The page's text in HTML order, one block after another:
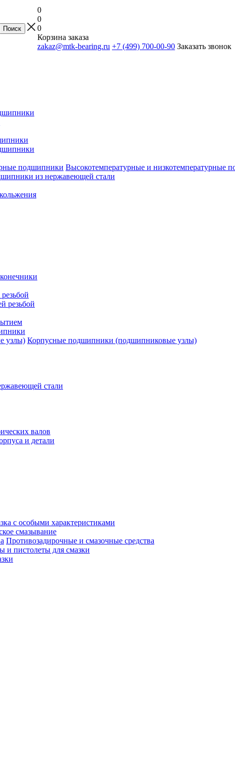
0
0
0
Корзина заказа
zakaz@mtk-bearing.ru +7 (499) 700-00-90 Заказать звонок
Высокотемпературные и низкотемпературные
из нержавеющей стали
резьбой
Корпусные подшипники (подшипниковые узлы)
стали
валов
и детали
с особыми характеристиками
смазывание
Противозадирочные и смазочные средства
пистолеты для смазки